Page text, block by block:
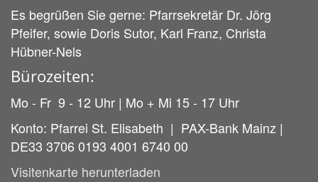
Es begrüßen Sie gerne: Pfarrsekretär Dr. Jörg
Pfeifer, sowie Doris Sutor, Karl Franz, Christa
Hübner-Nels
Bürozeiten:
Mo - Fr 9 - 12 Uhr | Mo + Mi 15 - 17 Uhr
Konto: Pfarrei St. Elisabeth | PAX-Bank Mainz |
DE33 3706 0193 4001 6740 00
Visitenkarte herunterladen